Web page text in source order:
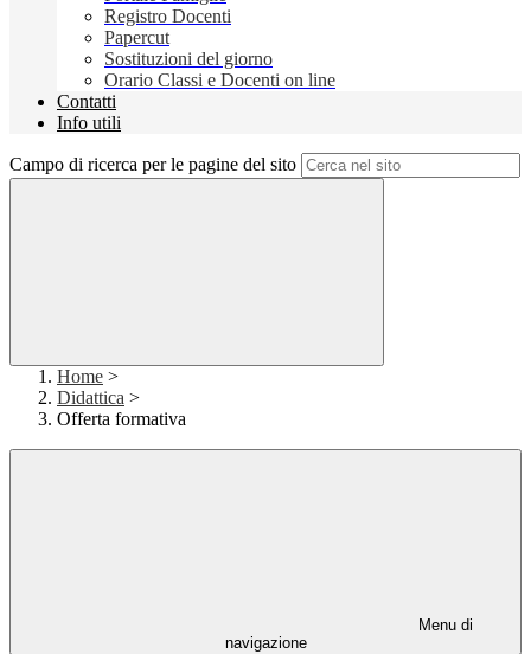
Registro Docenti
Papercut
Sostituzioni del giorno
Orario Classi e Docenti on line
Contatti
Info utili
Campo di ricerca per le pagine del sito
Home >
Didattica >
Offerta formativa
Menu di
navigazione